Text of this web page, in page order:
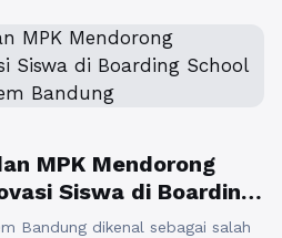
untuk memberikan
dalam kegiatan ...Baca
MPK Mendorong
Siswa di Boarding
Al Masoem Bandung
Bandung dikenal sebagai salah